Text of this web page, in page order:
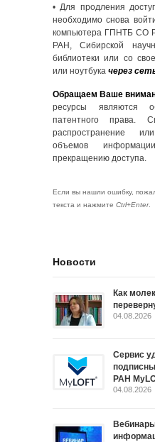
• Для продления
необходимо снова
компьютера ГПНТБ СО
РАН, Сибирской
библиотеки или со
или ноутбука через
Обращаем Ваше
ресурсы являются
патентного права.
распространение
объемов
прекращению доступа.
Если вы нашли ошибку,
текста и нажмите Ctrl+Enter.
Новости
Как
04.08.2026
Сервис
РАН
04.08.2026